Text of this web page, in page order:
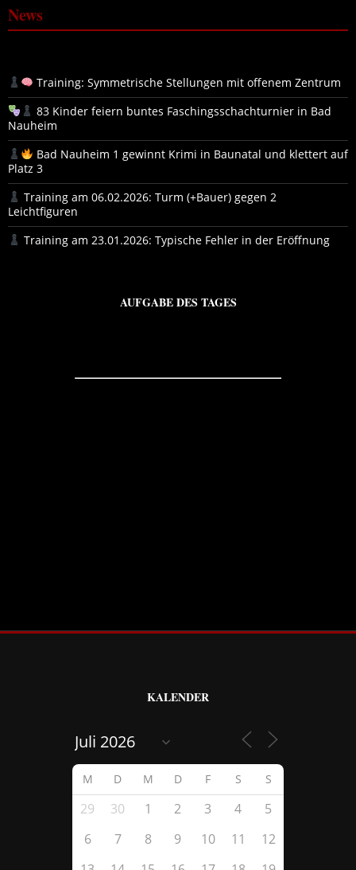
News
Training: Symmetrische Stellungen mit offenem Zentrum
83 Kinder feiern buntes Faschingsschachturnier in Bad
Nauheim
Bad Nauheim 1 gewinnt Krimi in Baunatal und klettert auf
Platz 3
Training am 06.02.2026: Turm (+Bauer) gegen 2
Leichtfiguren
Training am 23.01.2026: Typische Fehler in der Eröffnung
AUFGABE DES TAGES
KALENDER
M D M D F S S
29 30 1 2 3 4
5
6
7 8 9 10 11
12